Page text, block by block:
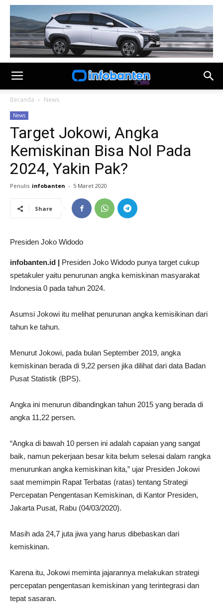
Beranda News
News
Target Jokowi, Angka
Kemiskinan Bisa Nol Pada
2024, Yakin Pak?
Penulis infobanten - 5 Maret 2020
Share
Presiden Joko Widodo
infobanten.id | Presiden Joko Widodo punya target cukup
spetakuler yaitu penurunan angka kemiskinan masyarakat
Indonesia 0 pada tahun 2024.
Asumsi Jokowi itu melihat penurunan angka kemisikinan dari
tahun ke tahun.
Menurut Jokowi, pada bulan September 2019, angka
kemiskinan berada di 9,22 persen jika dilihat dari data Badan
Pusat Statistik (BPS).
Angka ini menurun dibandingkan tahun 2015 yang berada di
angka 11,22 persen.
“Angka di bawah 10 persen ini adalah capaian yang sangat
baik, namun pekerjaan besar kita belum selesai dalam rangka
menurunkan angka kemiskinan kita,” ujar Presiden Jokowi
saat memimpin Rapat Terbatas (ratas) tentang Strategi
Percepatan Pengentasan Kemiskinan, di Kantor Presiden,
Jakarta Pusat, Rabu (04/03/2020).
Masih ada 24,7 juta jiwa yang harus dibebaskan dari
kemiskinan.
Karena itu, Jokowi meminta jajarannya melakukan strategi
percepatan pengentasan kemiskinan yang terintegrasi dan
tepat sasaran.